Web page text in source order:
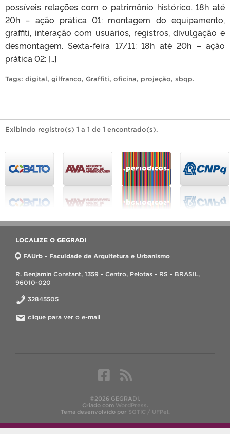
possíveis relações com o patrimônio histórico. 18h até
20h – ação prática 01: montagem do equipamento,
graffiti, interação com usuários, registros, divulgação e
desmontagem. Sexta-feira 17/11: 18h até 20h – ação
prática 02: […]
Tags: digital, gilfranco, Graffiti, oficina, projeção, sbqp.
Exibindo registro(s) 1 a 1 de 1 encontrado(s).
LOCALIZE O GEGRADI
FAUrb - Faculdade de Arquitetura e Urbanismo
R. Benjamin Constant, 1359 - Centro, Pelotas - RS - BRASIL,
96010-020
32845505
clique para ver o e-mail
©2026 GEGRADI.
Criado com WordPress.
Tema desenvolvido por SGTIC / UFPel.